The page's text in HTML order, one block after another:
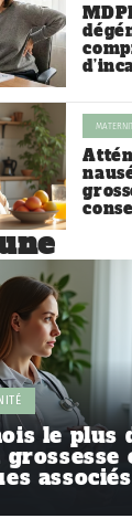
le plus
grossesse
associés